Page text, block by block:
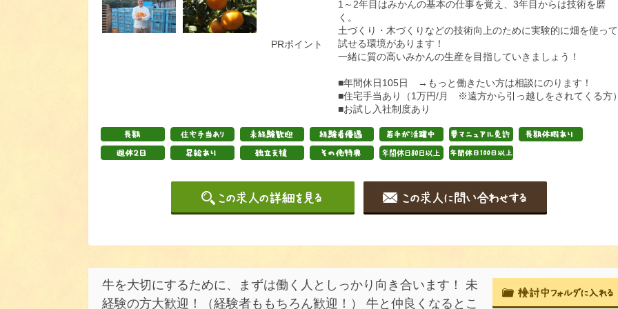
PRポイント
1～2年目はみかんの基本の仕事を覚え、3年目からは技術を磨
く。
土づくり・木づくりなどの技術向上のために実験的に畑を使って
試せる環境があります！
一緒に質の高いみかんの生産を目指していきましょう！
■年間休日105日 →もっと働きたい方は相談にのります！
■住宅手当あり（1万円/月 ※遠方から引っ越しをされてくる方
■お試し入社制度あり
牛を大切にするために、まずは働く人としっかり向き合います！ 未
経験の方大歓迎！（経験者ももちろん歓迎！） 牛と仲良くなるとこ